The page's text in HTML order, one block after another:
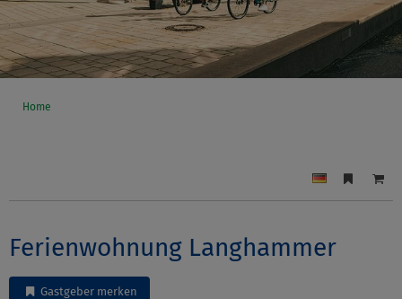
Home
Ferienwohnung Langhammer
Gastgeber merken